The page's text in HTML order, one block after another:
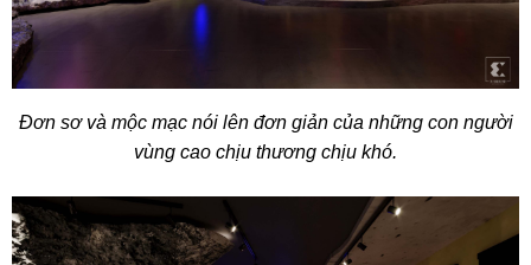
Đơn sơ và mộc mạc nói lên đơn giản của những con người
vùng cao chịu thương chịu khó.